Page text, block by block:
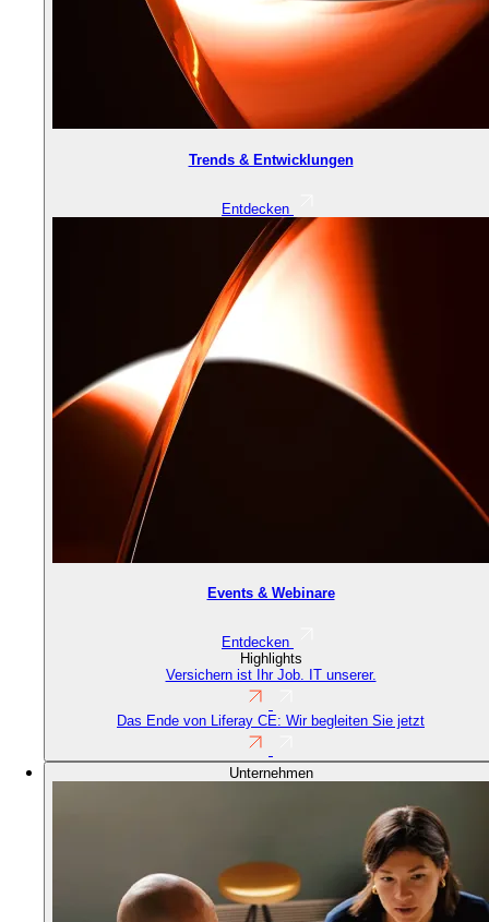
Trends & Entwicklungen
Entdecken
Events & Webinare
Entdecken
Highlights
Versichern ist Ihr Job. IT unserer.
Das Ende von Liferay CE: Wir begleiten Sie jetzt
Unternehmen